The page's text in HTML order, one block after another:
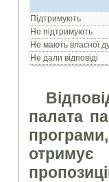
Підтримують
Не підтримують
Не мають власної
Не дали відповіді
палата